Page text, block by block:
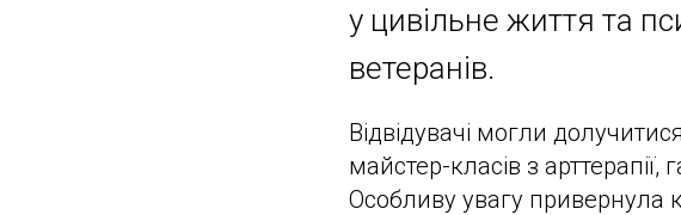
у цивільне життя та
ветеранів.
Відвідувачі могли
майстер-класів з
Особливу увагу привернула